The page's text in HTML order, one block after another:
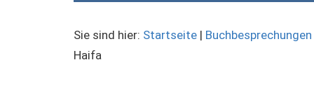
Sie sind hier: Startseite| Buchbesprechungen
Haifa